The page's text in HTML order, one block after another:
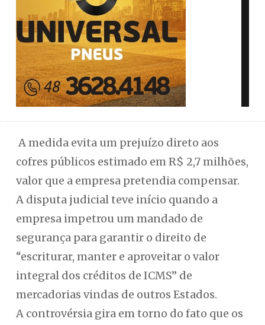
A medida evita um prejuízo direto aos
cofres públicos estimado em R$ 2,7 milhões,
valor que a empresa pretendia compensar.
A disputa judicial teve início quando a
empresa impetrou um mandado de
segurança para garantir o direito de
“escriturar, manter e aproveitar o valor
integral dos créditos de ICMS” de
mercadorias vindas de outros Estados.
A controvérsia gira em torno do fato que os